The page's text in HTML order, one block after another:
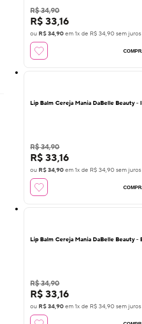
R$ 34,90
R$ 33,16
ou R$ 34,90 em 1x de R$ 34,90 sem juros
Lip Balm Cereja Mania DaBelle Beauty
R$ 34,90
R$ 33,16
ou R$ 34,90 em 1x de R$ 34,90 sem juros
Lip Balm Cereja Mania DaBelle Beauty -
R$ 34,90
R$ 33,16
ou R$ 34,90 em 1x de R$ 34,90 sem juros